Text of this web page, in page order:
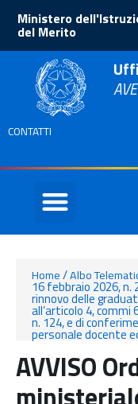
Ministero
del Merito
CONTATTI
Home/Albo
16 febbraio 2026, n.
rinnovo delle
all’articolo 4, commi
n. 124, e di
personale docente
AVVISO